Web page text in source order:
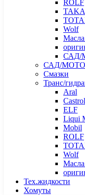
ROLF
Wolf
САД/
САД/МОТО
Смазки
Транс/
Aral
Castrol
ELF
Liqui
Mobil
ROLF
Wolf
Тех.жидкости
Хомуты